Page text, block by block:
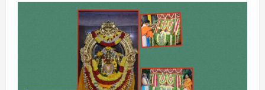
Chandralingam
Goud
donated
Rs.1,05,000/-
worth
Laggage
Trolleys